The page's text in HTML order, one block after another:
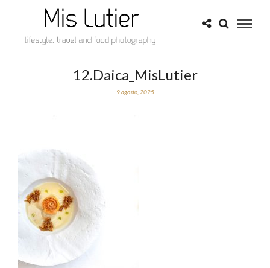
12.Daica_MisLutier
9 agosto, 2025